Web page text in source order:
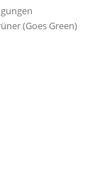
(Goes Green)